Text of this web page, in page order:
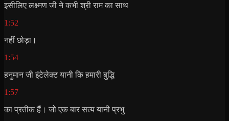
इसीलिए लक्ष्मण जी ने कभी श्री राम का साथ
1:52
नहीं छोड़ा।
1:54
हनुमान जी इंटेलेक्ट यानी कि हमारी बुद्धि
1:57
का प्रतीक हैं। जो एक बार सत्य यानी प्रभु